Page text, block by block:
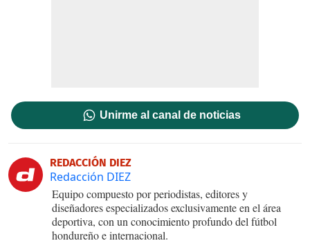
Unirme al canal de noticias
REDACCIÓN DIEZ
Redacción DIEZ
Equipo compuesto por periodistas, editores y
diseñadores especializados exclusivamente en el área
deportiva, con un conocimiento profundo del fútbol
hondureño e internacional.